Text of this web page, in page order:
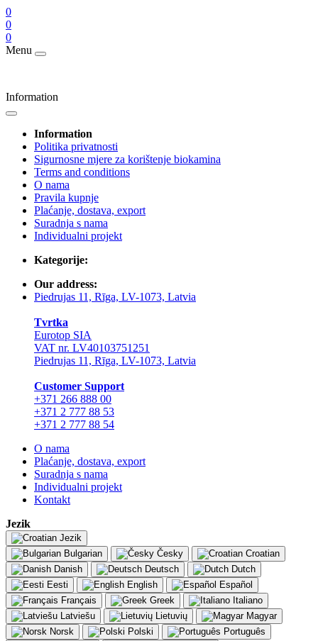
0
0
0
Menu
Information
Information
Politika privatnosti
Sigurnosne mjere za korištenje biokamina
Terms and conditions
O nama
Pravila kupnje
Plaćanje, dostava, export
Suradnja s nama
Individualni projekt
Kategorije:
Our address:
Piedrujas 11, Rīga, LV-1073, Latvia
Tvrtka
Eurotop SIA
VAT nr. LV40103751251
Piedrujas 11, Rīga, LV-1073, Latvia
Сustomer Support
+371 266 888 00
+371 2 777 88 53
+371 2 777 88 54
O nama
Plaćanje, dostava, export
Suradnja s nama
Individualni projekt
Kontakt
Jezik
Jezik
Bulgarian
Česky
Croatian
Danish
Deutsch
Dutch
Eesti
English
Español
Français
Greek
Italiano
Latviešu
Lietuvių
Magyar
Norsk
Polski
Português